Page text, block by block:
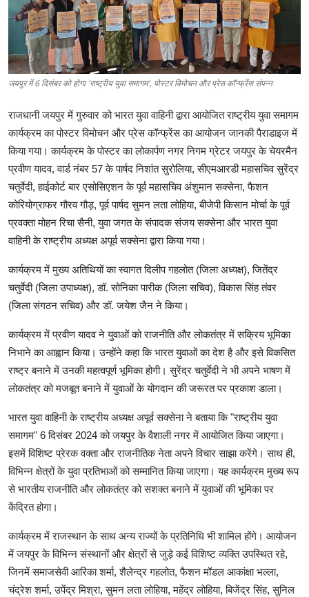
जयपुर में 6 दिसंबर को होगा 'राष्ट्रीय युवा समागम', पोस्टर विमोचन और प्रेस कॉन्फ्रेंस संपन्न
राजधानी जयपुर में गुरुवार को भारत युवा वाहिनी द्वारा आयोजित राष्ट्रीय युवा समागम
कार्यक्रम का पोस्टर विमोचन और प्रेस कॉन्फ्रेंस का आयोजन जानकी पैराडाइज में
किया गया। कार्यक्रम के पोस्टर का लोकार्पण नगर निगम ग्रेटर जयपुर के चेयरमैन
प्रवीण यादव, वार्ड नंबर 57 के पार्षद निशांत सुरोलिया, सीएमआरडी महासचिव सुरेंद्र
चतुर्वेदी, हाईकोर्ट बार एसोसिएशन के पूर्व महासचिव अंशुमान सक्सेना, फैशन
कोरियोग्राफर गौरव गौड़, पूर्व पार्षद सुमन लता लोहिया, बीजेपी किसान मोर्चा के पूर्व
प्रवक्ता मोहन रिचा सैनी, युवा जगत के संपादक संजय सक्सेना और भारत युवा
वाहिनी के राष्ट्रीय अध्यक्ष अपूर्व सक्सेना द्वारा किया गया।
कार्यक्रम में मुख्य अतिथियों का स्वागत दिलीप गहलोत (जिला अध्यक्ष), जितेंद्र
चतुर्वेदी (जिला उपाध्यक्ष), डॉ. सोनिका पारीक (जिला सचिव), विकास सिंह तंवर
(जिला संगठन सचिव) और डॉ. जयेश जैन ने किया।
कार्यक्रम में प्रवीण यादव ने युवाओं को राजनीति और लोकतंत्र में सक्रिय भूमिका
निभाने का आह्वान किया। उन्होंने कहा कि भारत युवाओं का देश है और इसे विकसित
राष्ट्र बनाने में उनकी महत्वपूर्ण भूमिका होगी। सुरेंद्र चतुर्वेदी ने भी अपने भाषण में
लोकतंत्र को मजबूत बनाने में युवाओं के योगदान की जरूरत पर प्रकाश डाला।
भारत युवा वाहिनी के राष्ट्रीय अध्यक्ष अपूर्व सक्सेना ने बताया कि "राष्ट्रीय युवा
समागम" 6 दिसंबर 2024 को जयपुर के वैशाली नगर में आयोजित किया जाएगा।
इसमें विशिष्ट प्रेरक वक्ता और राजनीतिक नेता अपने विचार साझा करेंगे। साथ ही,
विभिन्न क्षेत्रों के युवा प्रतिभाओं को सम्मानित किया जाएगा। यह कार्यक्रम मुख्य रूप
से भारतीय राजनीति और लोकतंत्र को सशक्त बनाने में युवाओं की भूमिका पर
केंद्रित होगा।
कार्यक्रम में राजस्थान के साथ अन्य राज्यों के प्रतिनिधि भी शामिल होंगे। आयोजन
में जयपुर के विभिन्न संस्थानों और क्षेत्रों से जुड़े कई विशिष्ट व्यक्ति उपस्थित रहे,
जिनमें समाजसेवी आरिका शर्मा, शैलेन्द्र गहलोत, फैशन मॉडल आकांक्षा भल्ला,
चंद्रेश शर्मा, उपेंद्र मिश्रा, सुमन लता लोहिया, महेंद्र लोहिया, बिजेंद्र सिंह, सुनिल